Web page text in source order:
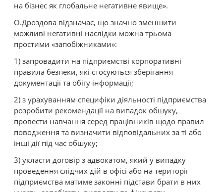
на бізнес як глобальне негативне явище».
О.Дроздова відзначає, що значно зменшити
можливі негативні наслідки можна трьома
простими «запобіжниками»:
1) запровадити на підприємстві корпоративні
правила безпеки, які стосуються зберігання
документації та обігу інформації;
2) з урахуванням специфіки діяльності підприємства
розробити рекомендації на випадок обшуку,
провести навчання серед працівників щодо правил
поводження та визначити відповідальних за ті або
інші дії під час обшуку;
3) укласти договір з адвокатом, який у випадку
проведення слідчих дій в офісі або на території
підприємства матиме законні підстави брати в них